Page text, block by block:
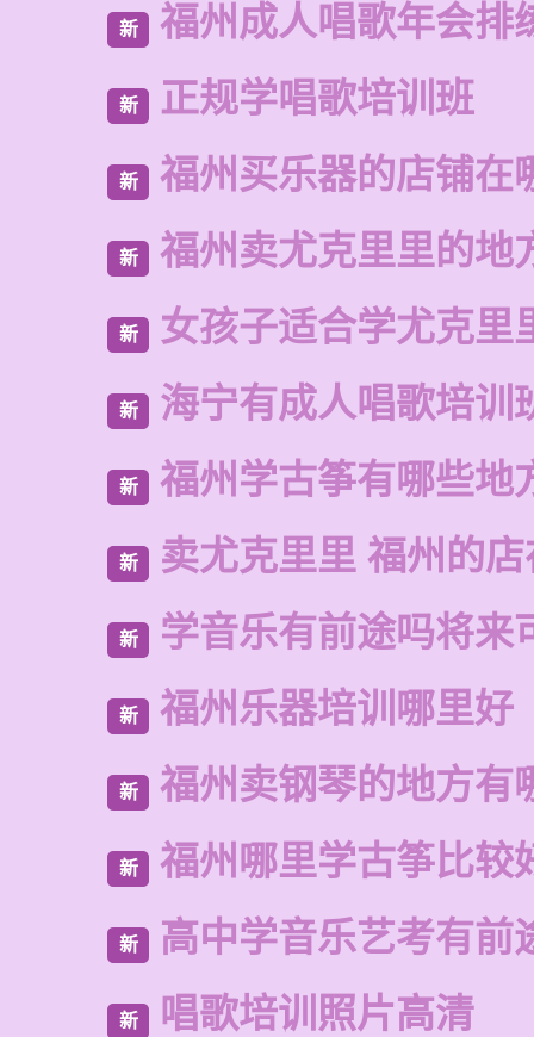
新 福州成人唱歌年会排
新 正规学唱歌培训班
新 福州买乐器的店铺在
新 福州卖尤克里里的地
新 女孩子适合学尤克里
新 海宁有成人唱歌培训
新 福州学古筝有哪些地
新 卖尤克里里 福州的
新 学音乐有前途吗将来
新 福州乐器培训哪里好
新 福州卖钢琴的地方有
新 福州哪里学古筝比较
新 高中学音乐艺考有前
新 唱歌培训照片高清